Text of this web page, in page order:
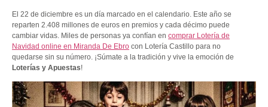
El 22 de diciembre es un día marcado en el calendario. Este año se
reparten 2.408 millones de euros en premios y cada décimo puede
cambiar vidas. Miles de personas ya confían en comprar Lotería de
Navidad online en Miranda De Ebro con Lotería Castillo para no
quedarse sin su número. ¡Súmate a la tradición y vive la emoción de
Loterías y Apuestas!